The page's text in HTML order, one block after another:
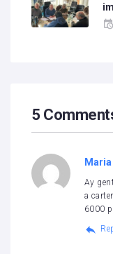
5
Maria
Ay
a
6000